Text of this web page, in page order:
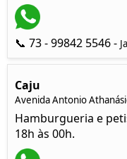
📞 73 - 99842 5546 -
Caju
Avenida Antonio
Hamburgueria e
18h às 00h.